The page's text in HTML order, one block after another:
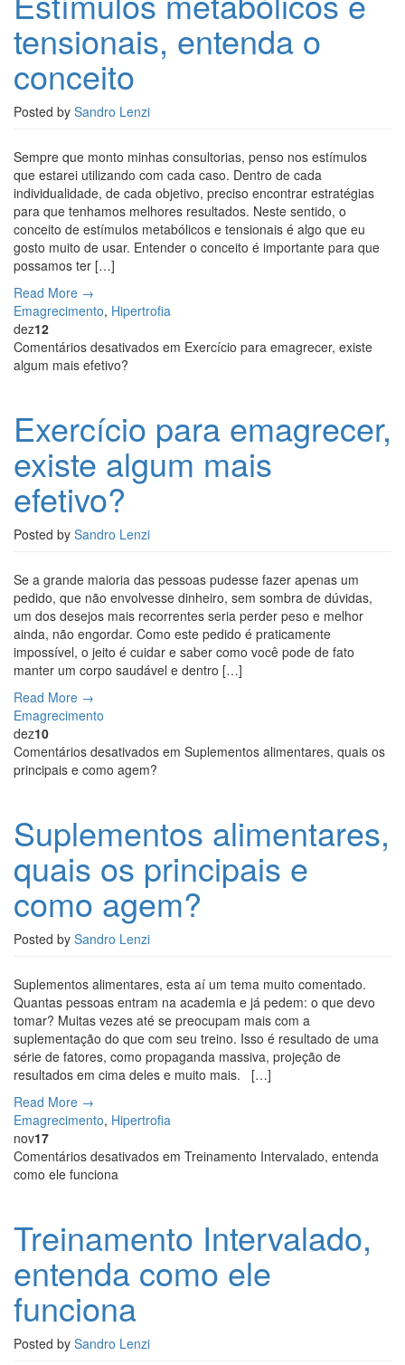
tensionais, entenda o
conceito
Posted by Sandro Lenzi
Sempre que monto minhas consultorias, penso nos estímulos
que estarei utilizando com cada caso. Dentro de cada
individualidade, de cada objetivo, preciso encontrar estratégias
para que tenhamos melhores resultados. Neste sentido, o
conceito de estímulos metabólicos e tensionais é algo que eu
gosto muito de usar. Entender o conceito é importante para que
possamos ter […]
Read More →
Emagrecimento, Hipertrofia
dez12
Comentários desativados em Exercício para emagrecer, existe
algum mais efetivo?
Exercício para emagrecer,
existe algum mais
efetivo?
Posted by Sandro Lenzi
Se a grande maioria das pessoas pudesse fazer apenas um
pedido, que não envolvesse dinheiro, sem sombra de dúvidas,
um dos desejos mais recorrentes seria perder peso e melhor
ainda, não engordar. Como este pedido é praticamente
impossível, o jeito é cuidar e saber como você pode de fato
manter um corpo saudável e dentro […]
Read More →
Emagrecimento
dez10
Comentários desativados em Suplementos alimentares, quais os
principais e como agem?
Suplementos alimentares,
quais os principais e
como agem?
Posted by Sandro Lenzi
Suplementos alimentares, esta aí um tema muito comentado.
Quantas pessoas entram na academia e já pedem: o que devo
tomar? Muitas vezes até se preocupam mais com a
suplementação do que com seu treino. Isso é resultado de uma
série de fatores, como propaganda massiva, projeção de
resultados em cima deles e muito mais. […]
Read More →
Emagrecimento, Hipertrofia
nov17
Comentários desativados em Treinamento Intervalado, entenda
como ele funciona
Treinamento Intervalado,
entenda como ele
funciona
Posted by Sandro Lenzi